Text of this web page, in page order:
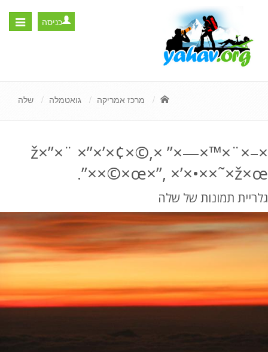
Toggle
כניסה
מרכז אמריקה גואטמלה שלה
×–×¨×™×—×” ×ž×”×¨ ×”×’×¢×©,
×©×œ×”, ×’×•××˜×ž×œ×”.
גלריית תמונות של שלה